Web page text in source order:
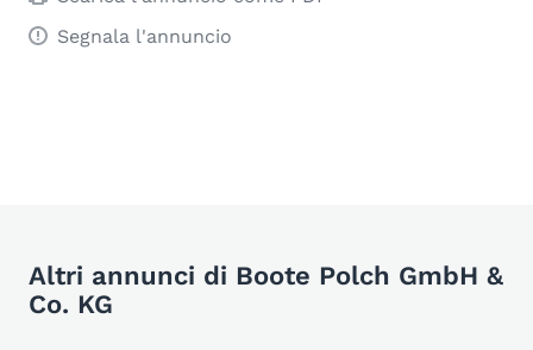
Segnala l'annuncio
Altri annunci di Boote Polch GmbH &
Co. KG